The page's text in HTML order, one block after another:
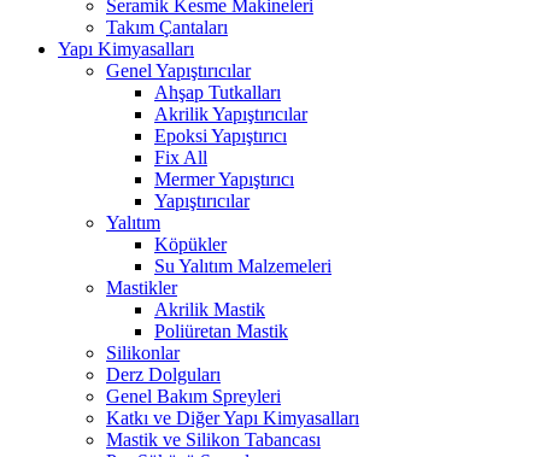
Seramik Kesme Makineleri
Takım Çantaları
Yapı Kimyasalları
Genel Yapıştırıcılar
Ahşap Tutkalları
Akrilik Yapıştırıcılar
Epoksi Yapıştırıcı
Fix All
Mermer Yapıştırıcı
Yapıştırıcılar
Yalıtım
Köpükler
Su Yalıtım Malzemeleri
Mastikler
Akrilik Mastik
Poliüretan Mastik
Silikonlar
Derz Dolguları
Genel Bakım Spreyleri
Katkı ve Diğer Yapı Kimyasalları
Mastik ve Silikon Tabancası